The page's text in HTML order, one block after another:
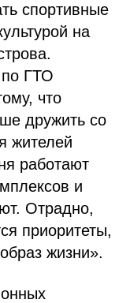
спортивные
на
ГТО
что
дружить со
жителей
работают
и
Отрадно,
приоритеты,
жизни».